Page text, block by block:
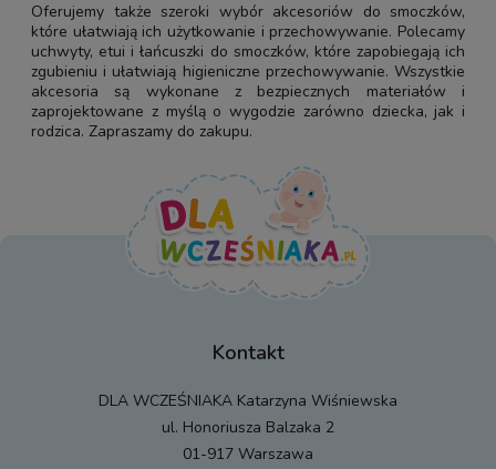
Oferujemy także szeroki wybór akcesoriów do smoczków,
które ułatwiają ich użytkowanie i przechowywanie. Polecamy
uchwyty, etui i łańcuszki do smoczków, które zapobiegają ich
zgubieniu i ułatwiają higieniczne przechowywanie. Wszystkie
akcesoria są wykonane z bezpiecznych materiałów i
zaprojektowane z myślą o wygodzie zarówno dziecka, jak i
rodzica. Zapraszamy do zakupu.
Kontakt
DLA WCZEŚNIAKA Katarzyna Wiśniewska
ul. Honoriusza Balzaka 2
01-917 Warszawa